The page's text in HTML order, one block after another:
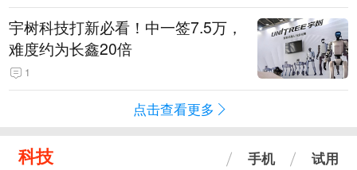
宇树科技打新必看！中一签7.5万，
难度约为长鑫20倍
1
点击查看更多
科技 手机 试用